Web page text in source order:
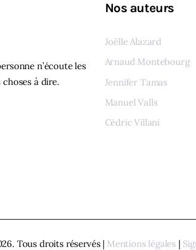
n’écoute les
à dire.
Nos auteurs
Joëlle Alazard
Arnaud Montebourg
Jennifer Tamas
Manuel Valls
Cédric Villani
Tous droits réservés | Mentions légales |